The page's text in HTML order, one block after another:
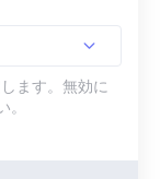
ます。無効に